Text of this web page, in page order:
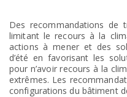
Des recommandations de
limitant le recours à la
actions à mener et des
d’été en favorisant les
pour n’avoir recours à la
extrêmes. Les
configurations du bâtiment